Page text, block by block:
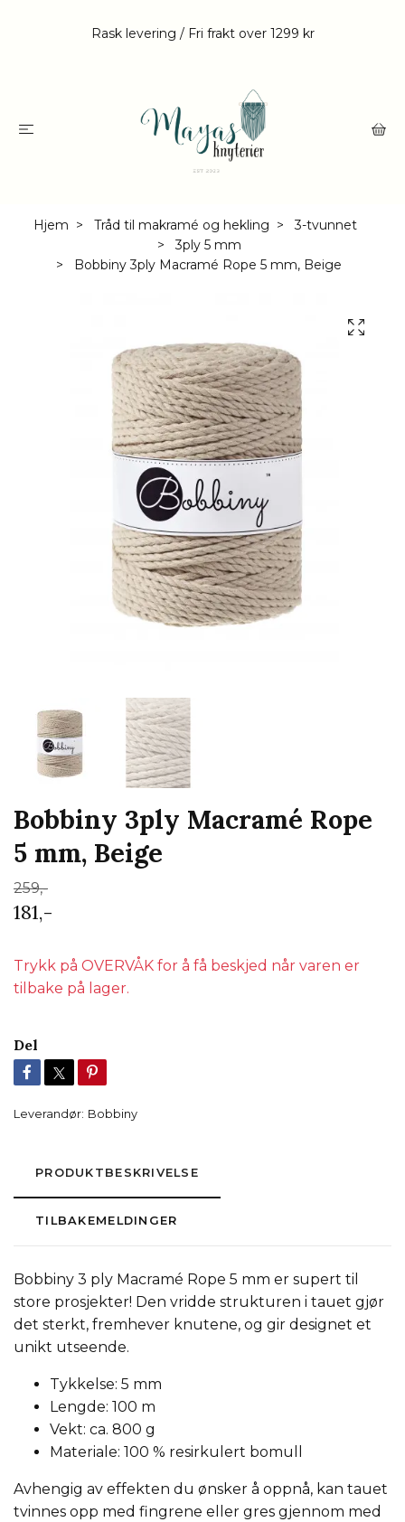
Rask levering / Fri frakt over 1299 kr
Hjem Tråd til makramé og hekling
3-tvunnet
3ply 5 mm
Bobbiny 3ply Macramé Rope 5 mm, Beige
Bobbiny 3ply Macramé Rope
5 mm, Beige
259,-
181,-
Trykk på OVERVÅK for å få beskjed når varen er
tilbake på lager.
Del
Leverandør: Bobbiny
PRODUKTBESKRIVELSE
TILBAKEMELDINGER
Bobbiny 3 ply Macramé Rope 5 mm er supert til
store prosjekter! Den vridde strukturen i tauet gjør
det sterkt, fremhever knutene, og gir designet et
unikt utseende.
Tykkelse: 5 mm
Lengde: 100 m
Vekt: ca. 800 g
Materiale: 100 % resirkulert bomull
Avhengig av effekten du ønsker å oppnå, kan tauet
tvinnes opp med fingrene eller gres gjennom med